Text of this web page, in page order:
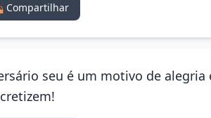
Compartilhar
seu é um motivo de